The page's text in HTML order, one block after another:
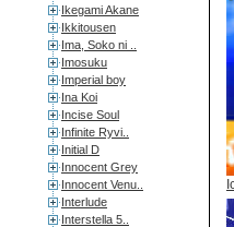
Ikegami Akane
Ikkitousen
Ima, Soko ni ..
Imosuku
Imperial boy
Ina Koi
Incise Soul
Infinite Ryvi..
Initial D
Innocent Grey
Innocent Venu..
Interlude
Interstella 5..